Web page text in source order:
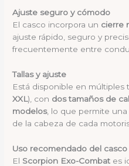
Ajuste seguro y cómodo
El casco incorpora un cierre
ajuste rápido, seguro y
frecuentemente entre
Tallas y ajuste
Está disponible en
XXL), con dos tamaños de
modelos, lo que permite
de la cabeza de cada
Uso recomendado del
El Scorpion Exo-Combat es